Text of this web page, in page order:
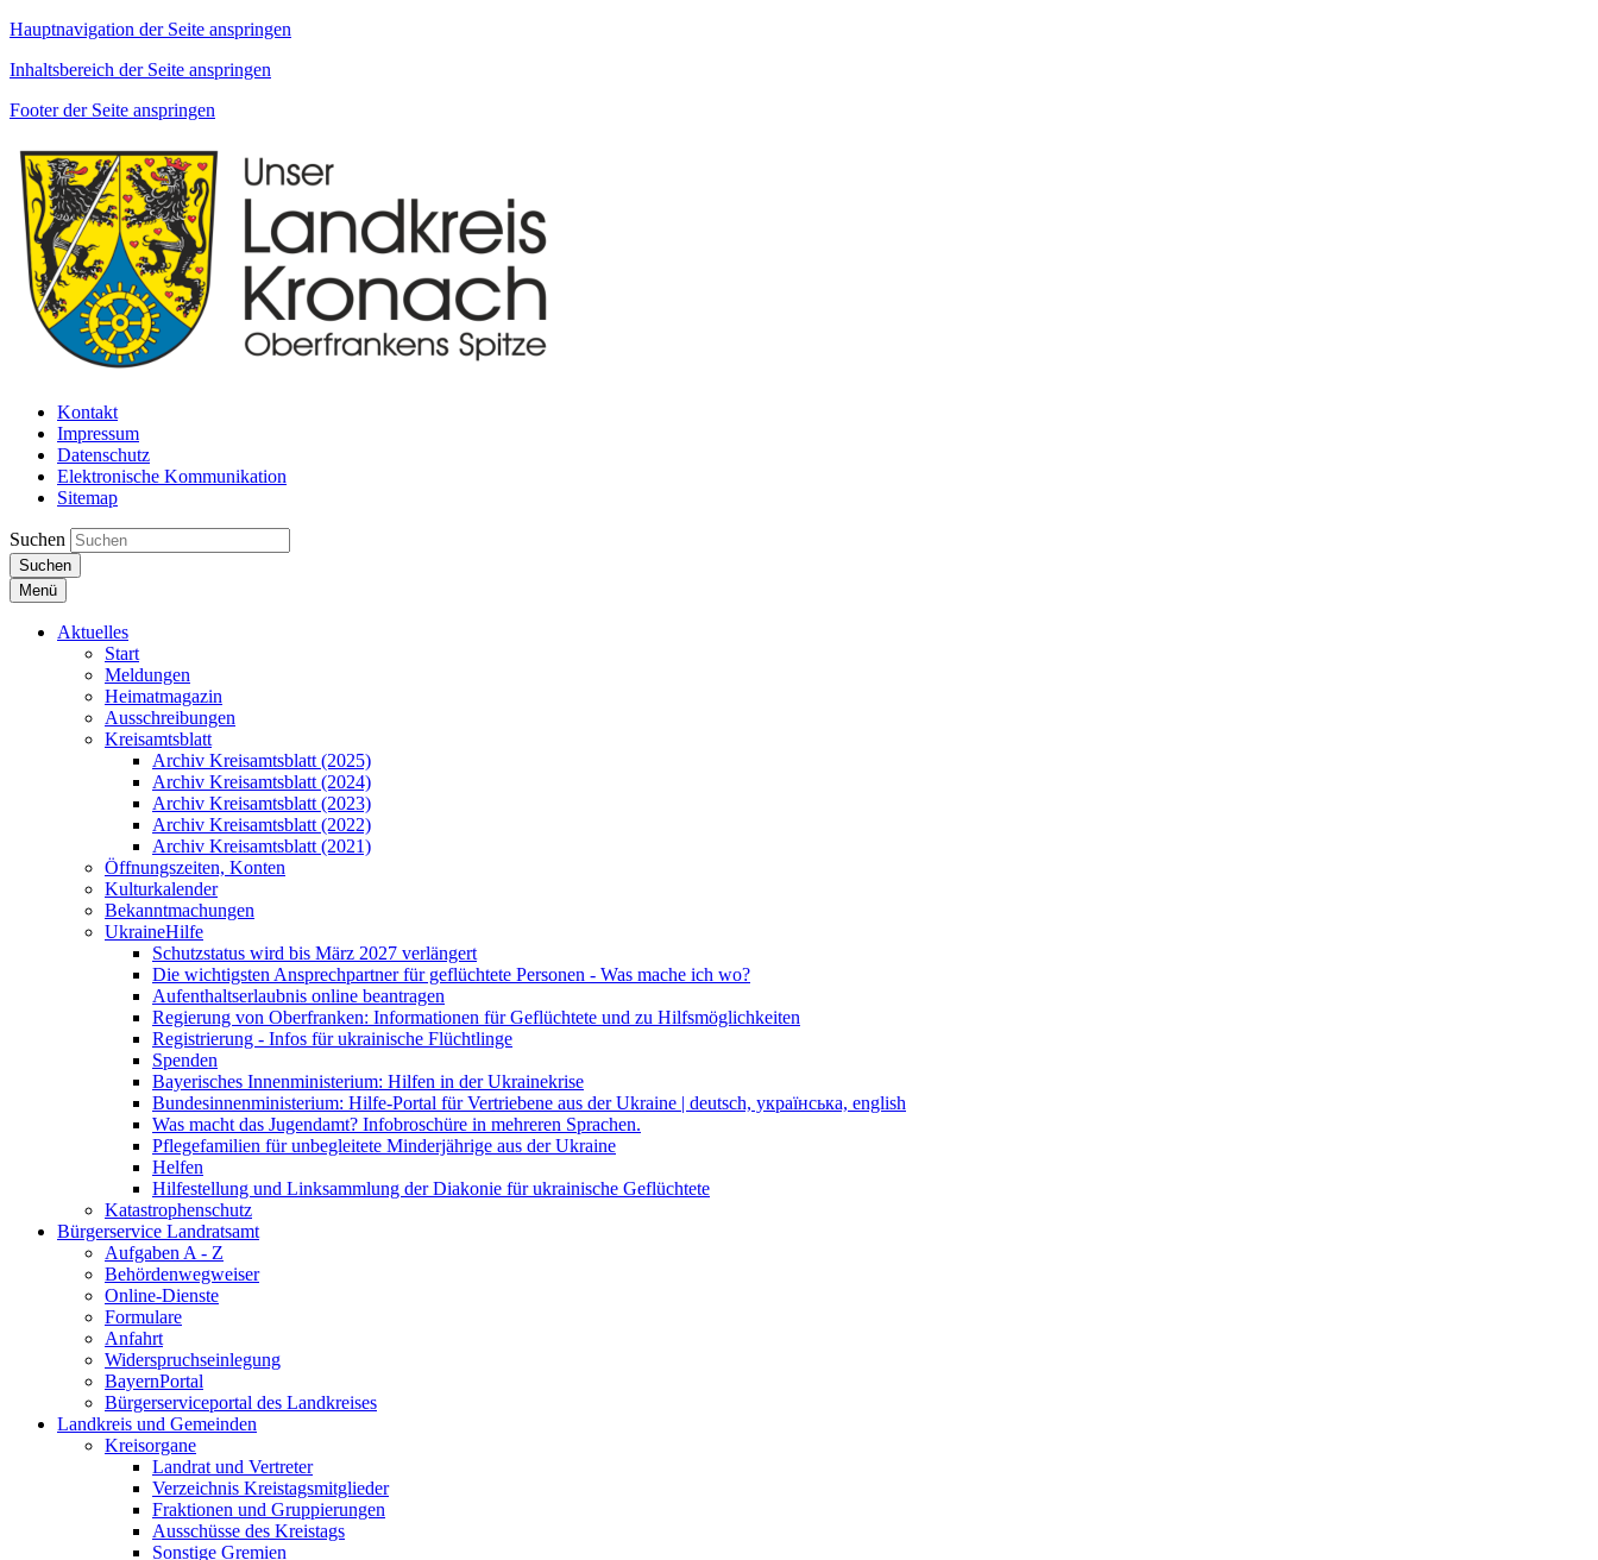
Hauptnavigation der Seite anspringen
Inhaltsbereich der Seite anspringen
Footer der Seite anspringen
Kontakt
Impressum
Datenschutz
Elektronische Kommunikation
Sitemap
Suchen
Suchen
Menü
Aktuelles
Start
Meldungen
Heimatmagazin
Ausschreibungen
Kreisamtsblatt
Archiv Kreisamtsblatt (2025)
Archiv Kreisamtsblatt (2024)
Archiv Kreisamtsblatt (2023)
Archiv Kreisamtsblatt (2022)
Archiv Kreisamtsblatt (2021)
Öffnungszeiten, Konten
Kulturkalender
Bekanntmachungen
UkraineHilfe
Schutzstatus wird bis März 2027 verlängert
Die wichtigsten Ansprechpartner für geflüchtete Personen - Was mache ich wo?
Aufenthaltserlaubnis online beantragen
Regierung von Oberfranken: Informationen für Geflüchtete und zu Hilfsmöglichkeiten
Registrierung - Infos für ukrainische Flüchtlinge
Spenden
Bayerisches Innenministerium: Hilfen in der Ukrainekrise
Bundesinnenministerium: Hilfe-Portal für Vertriebene aus der Ukraine | deutsch, українська, english
Was macht das Jugendamt? Infobroschüre in mehreren Sprachen.
Pflegefamilien für unbegleitete Minderjährige aus der Ukraine
Helfen
Hilfestellung und Linksammlung der Diakonie für ukrainische Geflüchtete
Katastrophenschutz
Bürgerservice Landratsamt
Aufgaben A - Z
Behördenwegweiser
Online-Dienste
Formulare
Anfahrt
Widerspruchseinlegung
BayernPortal
Bürgerserviceportal des Landkreises
Landkreis und Gemeinden
Kreisorgane
Landrat und Vertreter
Verzeichnis Kreistagsmitglieder
Fraktionen und Gruppierungen
Ausschüsse des Kreistags
Sonstige Gremien